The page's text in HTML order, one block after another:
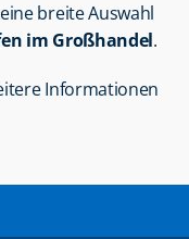
breite Auswahl
im Großhandel.
Informationen